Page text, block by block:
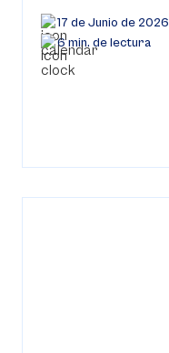
17 de Junio de 2026
6 min. de lectura